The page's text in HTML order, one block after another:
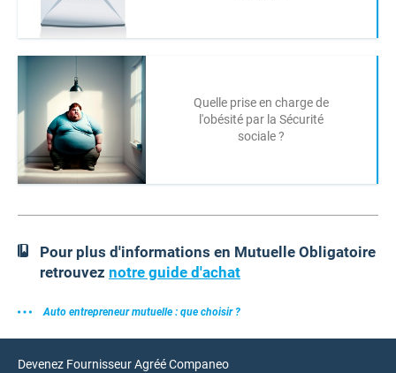
Quelle prise en charge de
l'obésité par la Sécurité
sociale ?
Pour plus d'informations en Mutuelle Obligatoire
retrouvez notre guide d'achat
Auto entrepreneur mutuelle : que choisir ?
Devenez Fournisseur Agréé Companeo